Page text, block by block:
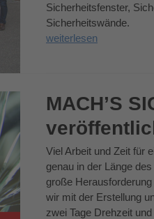
Sicherheitsfenster,
Sicherheitswände.
weiterlesen
MACH’S
Viel Arbeit und Zeit für
genau in der Länge
große
wir mit der Erstellung
zwei Tage Drehzeit